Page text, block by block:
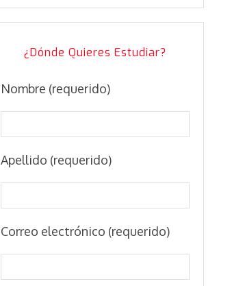
¿Dónde Quieres Estudiar?
Nombre (requerido)
Apellido (requerido)
Correo electrónico (requerido)